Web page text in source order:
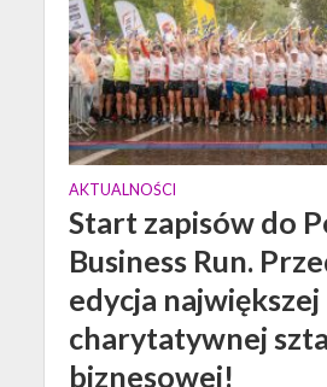
AKTUALNOŚCI
Start zapisów do
Business Run.
edycja największej
charytatywnej
biznesowej!